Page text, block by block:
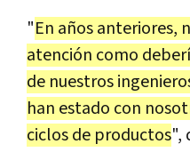
"En años anteriores,
atención como
de nuestros
han estado con
ciclos de productos",